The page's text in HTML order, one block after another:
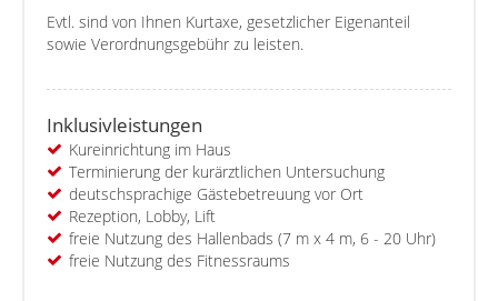
Evtl. sind von Ihnen Kurtaxe, gesetzlicher Eigenanteil
sowie Verordnungsgebühr zu leisten.
Inklusivleistungen
Kureinrichtung im Haus
Terminierung der kurärztlichen Untersuchung
deutschsprachige Gästebetreuung vor Ort
Rezeption, Lobby, Lift
freie Nutzung des Hallenbads (7 m x 4 m, 6 - 20 Uhr)
freie Nutzung des Fitnessraums